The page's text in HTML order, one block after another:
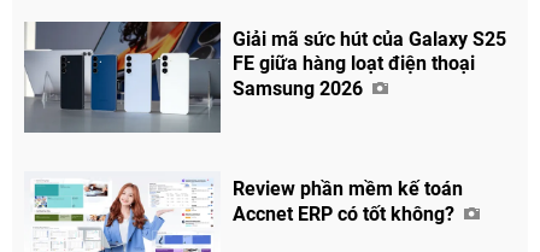
Giải mã sức hút của Galaxy S25
FE giữa hàng loạt điện thoại
Samsung 2026
Review phần mềm kế toán
Accnet ERP có tốt không?